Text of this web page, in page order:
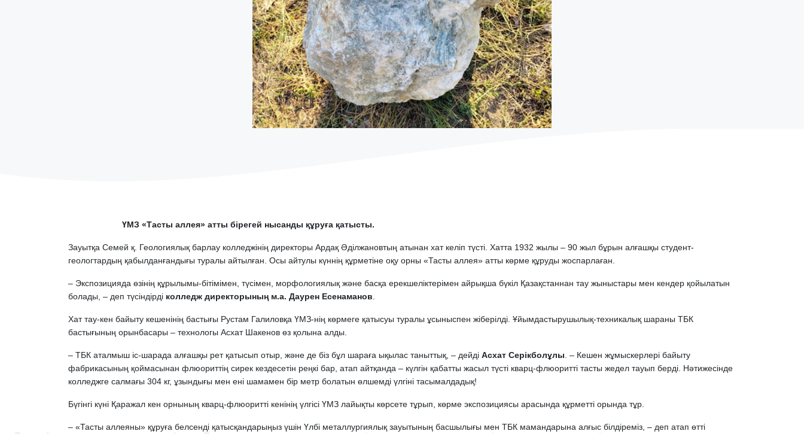
ҮМЗ «Тасты аллея» атты бірегей нысанды құруға қатысты.
Зауытқа Семей қ. Геологиялық барлау колледжінің директоры Ардақ Әділжановтың атынан хат келіп түсті. Хатта 1932 жылы – 90 жыл бұрын алғашқы студент-
геологтардың қабылданғандығы туралы айтылған. Осы айтулы күннің құрметіне оқу орны «Тасты аллея» атты көрме құруды жоспарлаған.
– Экспозицияда өзінің құрылымы-бітімімен, түсімен, морфологиялық және басқа ерекшеліктерімен айрықша бүкіл Қазақстаннан тау жыныстары мен кендер қойылатын
болады, – деп түсіндірді колледж директорының м.а. Даурен Есенаманов
Хат тау-кен байыту кешенінің бастығы Рустам Галиловқа ҮМЗ-нің көрмеге қатысуы туралы ұсыныспен жіберілді. Ұйымдастырушылық-техникалық шараны ТБК
бастығының орынбасары – технологы Асхат Шакенов өз қолына алды.
– ТБК аталмыш іс-шарада алғашқы рет қатысып отыр, және де біз бұл шараға ықылас таныттық, – дейді Асхат Серікболұлы . – Кешен жұмыскерлері байыту
фабрикасының қоймасынан флюориттің сирек кездесетін реңкі бар, атап айтқанда – күлгін қабатты жасыл түсті кварц-флюоритті тасты жедел тауып берді. Нәтижесінде
колледжге салмағы 304 кг, ұзындығы мен ені шамамен бір метр болатын өлшемді үлгіні тасымалдадық!
Бүгінгі күні Қаражал кен орнының кварц-флюоритті кенінің үлгісі ҮМЗ лайықты көрсете тұрып, көрме экспозициясы арасында құрметті орында тұр.
– «Тасты аллеяны» құруға белсенді қатысқандарыңыз үшін Үлбі металлургиялық зауытының басшылығы мен ТБК мамандарына алғыс білдіреміз, – деп атап өтті